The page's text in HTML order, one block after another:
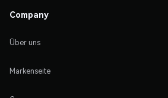
Company
Über uns
Markenseite